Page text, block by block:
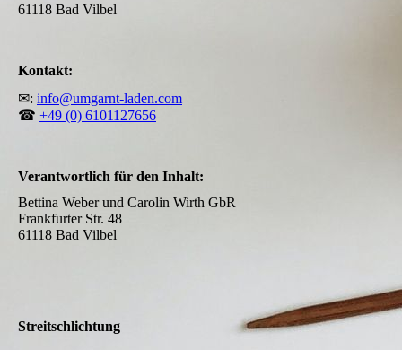
61118 Bad Vilbel
Kontakt:
✉: info@umgarnt-laden.com
☎ +49 (0) 6101127656
Verantwortlich für den Inhalt:
Bettina Weber und Carolin Wirth GbR
Frankfurter Str. 48
61118 Bad Vilbel
Streitschlichtung